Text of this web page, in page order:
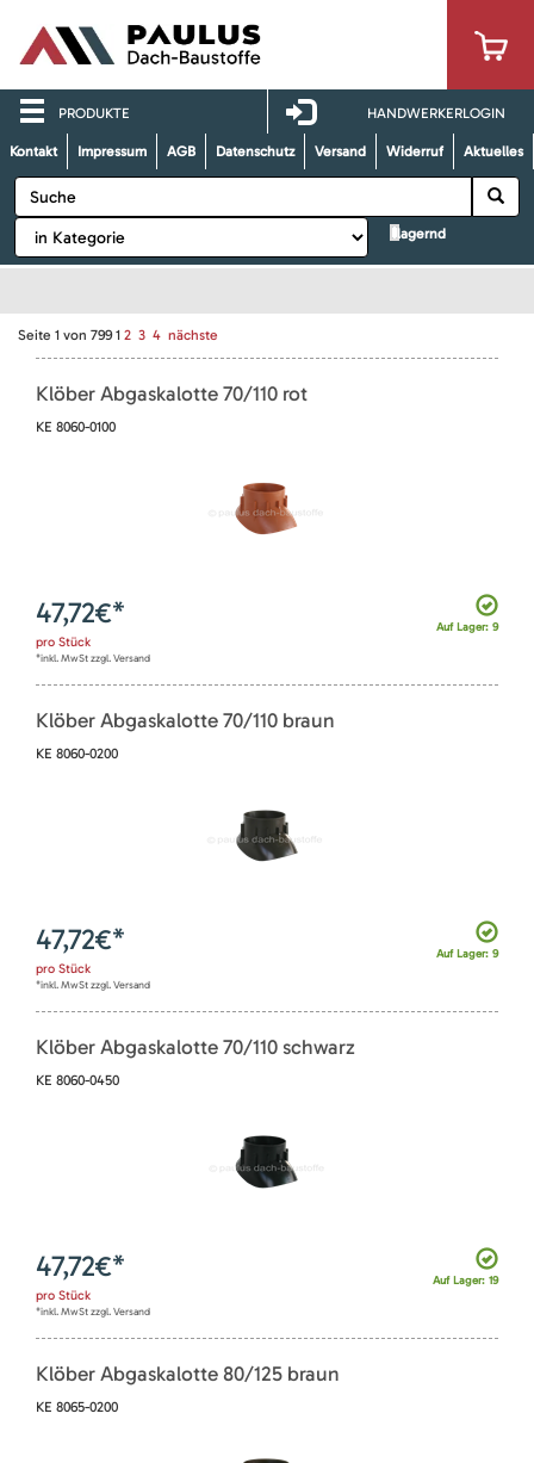
PRODUKTE HANDWERKERLOGIN
Kontakt Impressum AGB Datenschutz Versand Widerruf Aktuelles
lagernd
Seite 1 von 799 1 2 3 4 nächste
Klöber Abgaskalotte 70/110 rot
KE 8060-0100
Auf Lager: 9
47,72€*
pro Stück
*inkl. MwSt zzgl. Versand
Klöber Abgaskalotte 70/110 braun
KE 8060-0200
Auf Lager: 9
47,72€*
pro Stück
*inkl. MwSt zzgl. Versand
Klöber Abgaskalotte 70/110 schwarz
KE 8060-0450
Auf Lager: 19
47,72€*
pro Stück
*inkl. MwSt zzgl. Versand
Klöber Abgaskalotte 80/125 braun
KE 8065-0200